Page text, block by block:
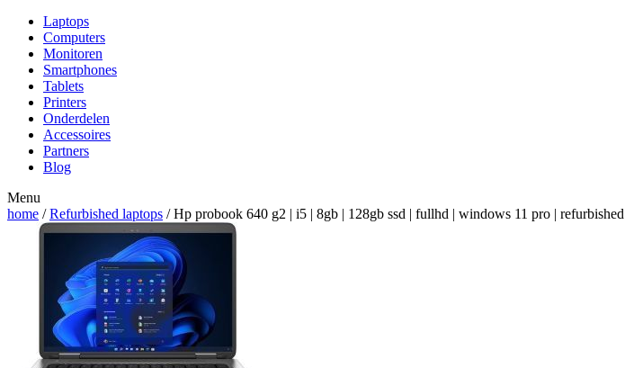
Laptops
Computers
Monitoren
Smartphones
Tablets
Printers
Onderdelen
Accessoires
Partners
Blog
Menu
home /Refurbished laptops / Hp probook 640 g2 | i5 | 8gb | 128gb ssd | fullhd | windows 11 pro | refurbished